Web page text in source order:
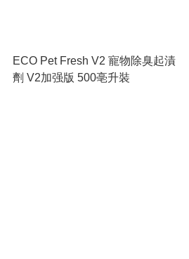
ECO Pet Fresh V2 寵物除臭起漬
劑 V2加强版 500亳升裝